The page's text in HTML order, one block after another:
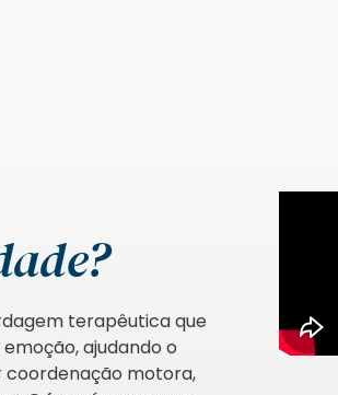
terapêutica que
ajudando o
motora,